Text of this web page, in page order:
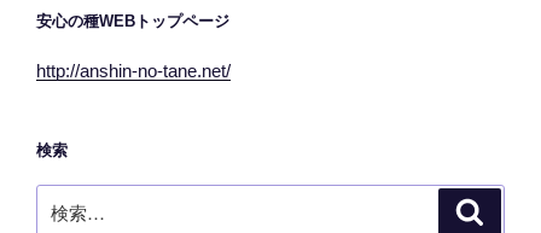
安心の種WEBトップページ
http://anshin-no-tane.net/
検索
索: